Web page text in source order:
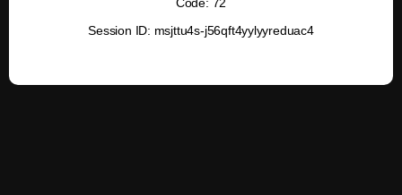
Session ID: msjttu4s-j56qft4yylyyreduac4